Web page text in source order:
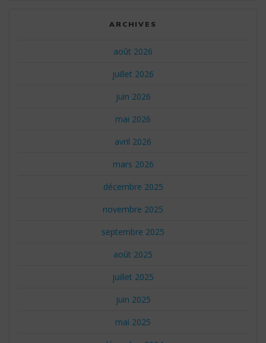
ARCHIVES
août 2026
juillet 2026
juin 2026
mai 2026
avril 2026
mars 2026
décembre 2025
novembre 2025
septembre 2025
août 2025
juillet 2025
juin 2025
mai 2025